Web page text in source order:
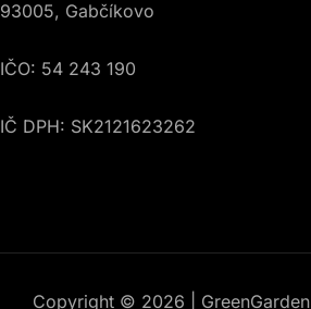
93005, Gabčíkovo
IČO: 54 243 190
IČ DPH: SK2121623262
Copyright © 2026 | GreenGarden